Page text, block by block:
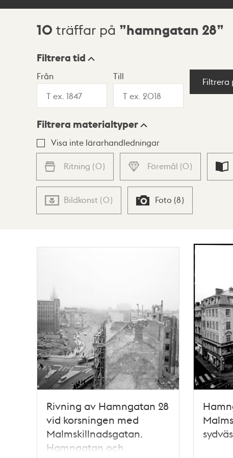
Sökresultat
10 träffar på hamngatan 28
Visningsläge
Lista Karta
Filtrera tid
Från Till
Filtrera
Filtrera materialtyper
Visa inte lärarhandledningar
Ritning (0) Föremål (0)
Bildkonst (0) Foto (8)
Rivning av Hamngatan 28
vid korsningen med
Malmskillnadsgatan.
Hamngatan och